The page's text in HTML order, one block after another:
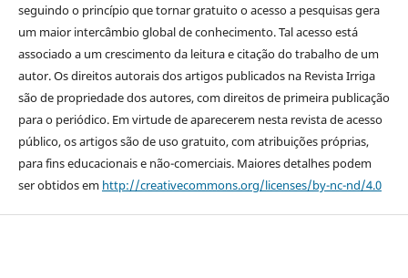
seguindo o princípio que tornar gratuito o acesso a pesquisas gera
um maior intercâmbio global de conhecimento. Tal acesso está
associado a um crescimento da leitura e citação do trabalho de um
autor. Os direitos autorais dos artigos publicados na Revista Irriga
são de propriedade dos autores, com direitos de primeira publicação
para o periódico. Em virtude de aparecerem nesta revista de acesso
público, os artigos são de uso gratuito, com atribuições próprias,
para fins educacionais e não-comerciais. Maiores detalhes podem
ser obtidos em http://creativecommons.org/licenses/by-nc-nd/4.0